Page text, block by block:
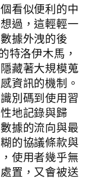
看似便利的中
過，這輕輕一
據外洩的後
特洛伊木馬，
藏著大規模蒐
資訊的機制。
別碼到使用習
地記錄與歸
據的流向與最
的協議條款與
使用者幾乎無
置，又會被送